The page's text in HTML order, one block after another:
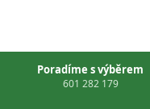
Poradíme s výběrem
601 282 179